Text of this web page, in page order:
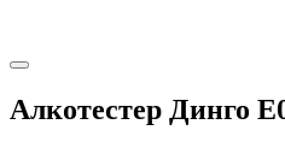
Алкотестер Динго